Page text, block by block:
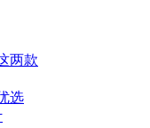
两款
选